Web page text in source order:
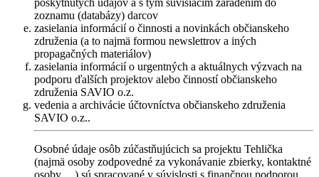
zoznamu (databázy) darcov
zasielania informácií o činnosti a novinkách občianskeho
združenia (a to najmä formou newslettrov a iných
propagačných materiálov)
zasielania informácií o urgentných a aktuálnych výzvach na
podporu ďalších projektov alebo činností občianskeho
združenia SAVIO o.z.
vedenia a archivácie účtovníctva občianskeho združenia
SAVIO o.z..
Osobné údaje osôb zúčastňujúcich sa projektu Tehlička
(najmä osoby zodpovedné za vykonávanie zbierky, kontaktné
osoby,…) sú spracované v súvislosti s finančnou podporou